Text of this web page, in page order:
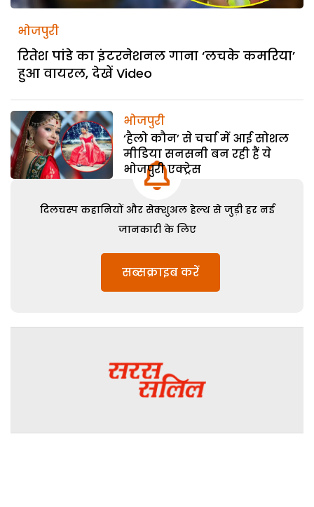
भोजपुरी
रितेश पांडे का इंटरनेशनल गाना ‘लचके कमरिया’
हुआ वायरल, देखें Video
भोजपुरी
‘हैलो कौन’ से चर्चा में आई सोशल
मीडिया सनसनी बन रही हैं ये
भोजपुरी एक्ट्रेस
दिलचस्प कहानियों और सेक्शुअल हेल्थ से जुड़ी हर नई
जानकारी के लिए
सब्सक्राइब करें